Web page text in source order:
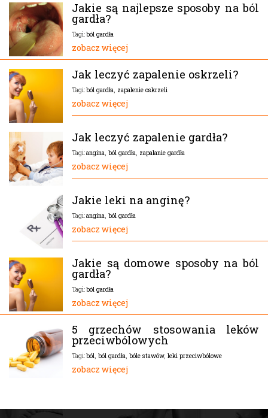
Jakie są najlepsze sposoby na ból
gardła?
Tagi:ból gardła
zobacz więcej
Jak leczyć zapalenie oskrzeli?
Tagi:ból gardła, zapalenie oskrzeli
zobacz więcej
Jak leczyć zapalenie gardła?
Tagi:angina, ból gardła, zapalanie gardła
zobacz więcej
Jakie leki na anginę?
Tagi:angina, ból gardła
zobacz więcej
Jakie są domowe sposoby na ból
gardła?
Tagi:ból gardła
zobacz więcej
5 grzechów stosowania leków
przeciwbólowych
Tagi:ból, ból gardła, bóle stawów, leki przeciwbólowe
zobacz więcej